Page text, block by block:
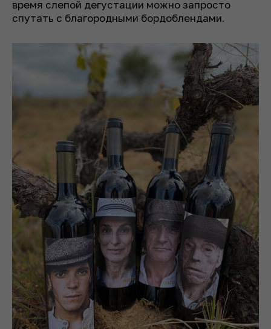
время слепой дегустации можно запросто
спутать с благородными бордоблендами.